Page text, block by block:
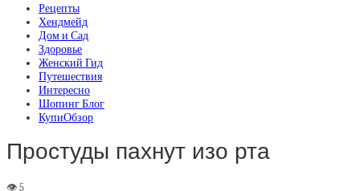
Рецепты
Хендмейд
Дом и Сад
Здоровье
Женский Гид
Путешествия
Интересно
Шопинг Блог
КупиОбзор
Простуды пахнут изо рта